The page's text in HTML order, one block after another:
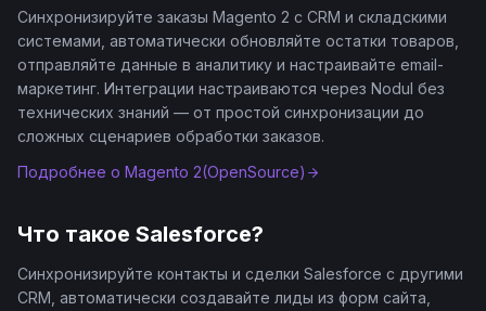
Синхронизируйте заказы Magento 2 с CRM и складскими
системами, автоматически обновляйте остатки товаров,
отправляйте данные в аналитику и настраивайте email-
маркетинг. Интеграции настраиваются через Nodul без
технических знаний — от простой синхронизации до
сложных сценариев обработки заказов.
Подробнее о Magento 2(OpenSource)
Что такое Salesforce?
Синхронизируйте контакты и сделки Salesforce с другими
CRM, автоматически создавайте лиды из форм сайта,